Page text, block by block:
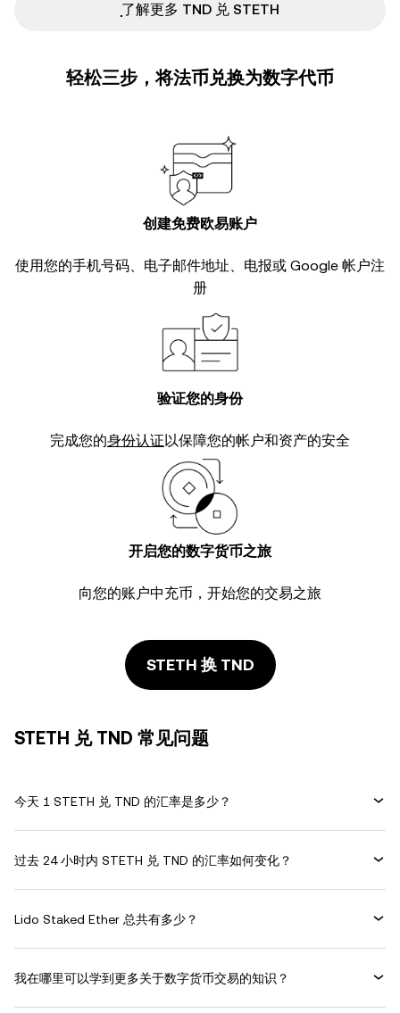
ִִִִִִִִִִִִִִִִִִִִִִִִִִִִִִִִִִִִִִִִִִִִִִִ了解更多 TND 兑 STETH
轻松三步，将法币兑换为数字代币
创建免费欧易账户
使用您的手机号码、电子邮件地址、电报或 Google 帐户注
册
验证您的身份
完成您的身份认证以保障您的帐户和资产的安全
开启您的数字货币之旅
向您的账户中充币，开始您的交易之旅
STETH 换 TND
STETH 兑 TND 常见问题
今天 1 STETH 兑 TND 的汇率是多少？
过去 24 小时内 STETH 兑 TND 的汇率如何变化？
Lido Staked Ether 总共有多少？
我在哪里可以学到更多关于数字货币交易的知识？